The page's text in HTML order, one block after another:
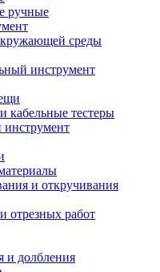
ручные
среды
инструмент
кабельные тестеры
инструмент
и откручивания
отрезных работ
и долбления